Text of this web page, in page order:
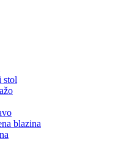
stol
blazina